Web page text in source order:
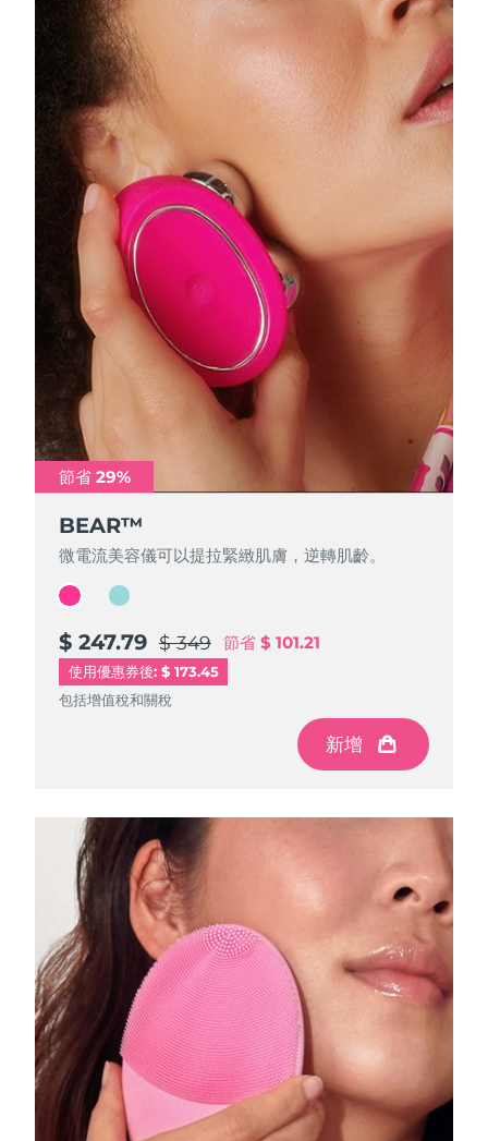
節省 29%
BEAR™
微電流美容儀可以提拉緊緻肌膚，逆轉肌齡。
$ 247.79 $ 349 節省 $ 101.21
使用優惠券後: $ 173.45
包括增值稅和關稅
新增
節省 29%
BEAR™
微電流美容儀可以提拉緊緻肌膚，逆轉肌齡。
$ 233.59 $ 329 節省 $ 95.41
包括增值稅和關稅
新增
LUNA™ 4 Plus
Massage, LED heating
LUNA™ 4 Men
For men, anti-aging massage
LUNA™ 4 mini
For young skin, T-zone
LUNA™ 4 go
For travel or gym bag
LUNA™護膚
Premium cleansers & balm
LUNA™ 設備
All facial cleansing devices
BEAR™ 2 go
Microcurrent toning on-the-go
BEAR™ 2 eyes & lips
Microcurrent line smoothing device
面部提拉護理
Premium anti-aging skincare
BEAR™ 設備
All premium facelift devices
補水保濕
UFO™ 3 套裝
Deep facial hydration
UFO™ 3 LED
Near-infrared and red light therapy
device
UFO™ 3 mini
Red light therapy device for young skin
UFO™ 3 go
Portable red light therapy
面膜
Rejuvenation & hydration
UFO™ 設備
All deep facial hydration devices
issa™ 4
Hybrid silicone sonic toothbrush
issa™ 4 plus
Smart hybrid silicone sonic toothbrush
issa™ 4 smile
Hybrid silicone sonic toothbrush
issa™ 4 baby
For ages 0-3
issa™ Teeth Whitening Set
Dual LED + sonic device & 18% PAP gel
ISSA™ 設備
All silicone sonic toothbrushes
FAQ™ 抗老護理
FAQ™ 101
Clinical anti-aging
FAQ™ 102
Advanced clinical anti-aging
FAQ™ 103
Luxurious clinical anti-aging set
FAQ™ P1 Primer
Manuka honey primer
FAQ™護膚品
FAQ™產品
All anti-aging treatments
LED 護理
FAQ™ 201
LED mask
FAQ™ 202
LED mask
FAQ™ 211
Anti-aging neck & décolleté LED mask
FAQ™ 221
Anti-aging LED hand mask
FAQ™產品
All LED treatments
FAQ™ 301
LED hair strengthening scalp massager
FAQ™ Scalp Serum
Scalp recovery probiotic serum
FAQ™護膚品
All FAQ™ skincare
肌膚年輕化
NEW
FAQ™ 501
Full-Spectrum Red Light Therapy
FAQ™ 502
Full-Spectrum Red Light Therapy
FAQ™ Red Light Serum
FAQ™ products
All toning treatments
保健品
NEW
專業治療
脫毛
PEACH™ 2 Pro Max
Professional IPL hair removal device
PEACH™ 2
IPL hair removal
PEACH™ 2 go
Travel-friendly IPL hair removal
PEACH™ Cooling Prep Gel
Cooling IPL hair removal gel
Microcurrent body toning
LUNA™ 4 body
Massaging body brush
SUPERCHARGED™ serum
Firming body serum
痘肌護理
ESPADA™ 2 plus
Recurring acne LED therapy
ESPADA™ 2
Acne treatment device
ESPADA™ Blemish Solution
Concentrated acne gel
BEAR™ 2 eyes & lips
Microcurrent line smoothing device
IRIS™ 2
Rejuvenating eye massager
眼部護膚
Advanced eye care treatment
毛孔護理
KIWI™ derma
Diamond microdermabrasion .
KIWI™
護發
LUNA™ 4 hair
2-in-1 LED scalp massager
FLIP™ play advanced
LED light hairbrush
牙齒美白
NEW
issa™ Teeth Whitening Set
波士尼亞與赫塞哥維納 預計送達日期8/14/26
預計送達日期 8/16/26
保加利亞 預計送達日期8/11/26
加拿大
8/15/26
哥倫比亞 預計送達日期 8/15/26
克羅埃西亞
賽普勒斯 8/12/26
捷克 8/11/26
丹麥
愛沙尼亞
芬蘭 預計送達日期
法國
預計送達日期 8/15/26
直布羅陀
預計送達日期8/11/26
中國香港特別行政區 預計送達日期8/12/26
匈牙利 預計送達日期 8/11/26
冰島 預計送達日期
印尼 預計送達日期8/9/26